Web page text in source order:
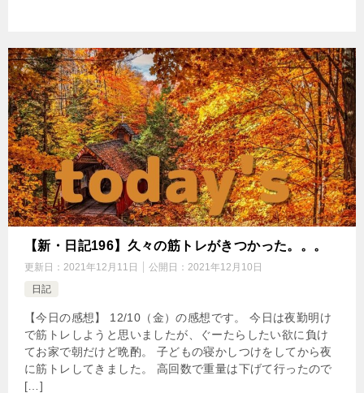
【新・日記196】久々の筋トレがきつかった。。。
更新日： 2021年12月11日 公開日： 2021年12月10日
日記
【今日の感想】 12/10（金）の感想です。 今日は夜勤明け
で筋トレしようと思いましたが、ぐーたらしたい欲に負け
てお家で朝だけど晩酌。 子どもの寝かしつけをしてから夜
に筋トレしてきました。 高回数で重量は下げて行ったので
[…]